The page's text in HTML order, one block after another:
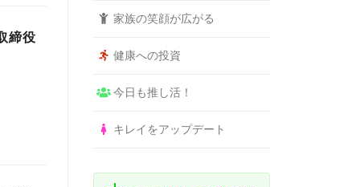
締役
家族の笑顔が広がる
健康への投資
今日も推し活！
キレイをアップデート